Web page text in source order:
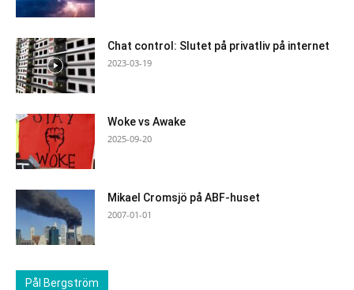
Chat control: Slutet på privatliv på internet
2023-03-19
Woke vs Awake
2025-09-20
Mikael Cromsjö på ABF-huset
2007-01-01
Pål Bergström